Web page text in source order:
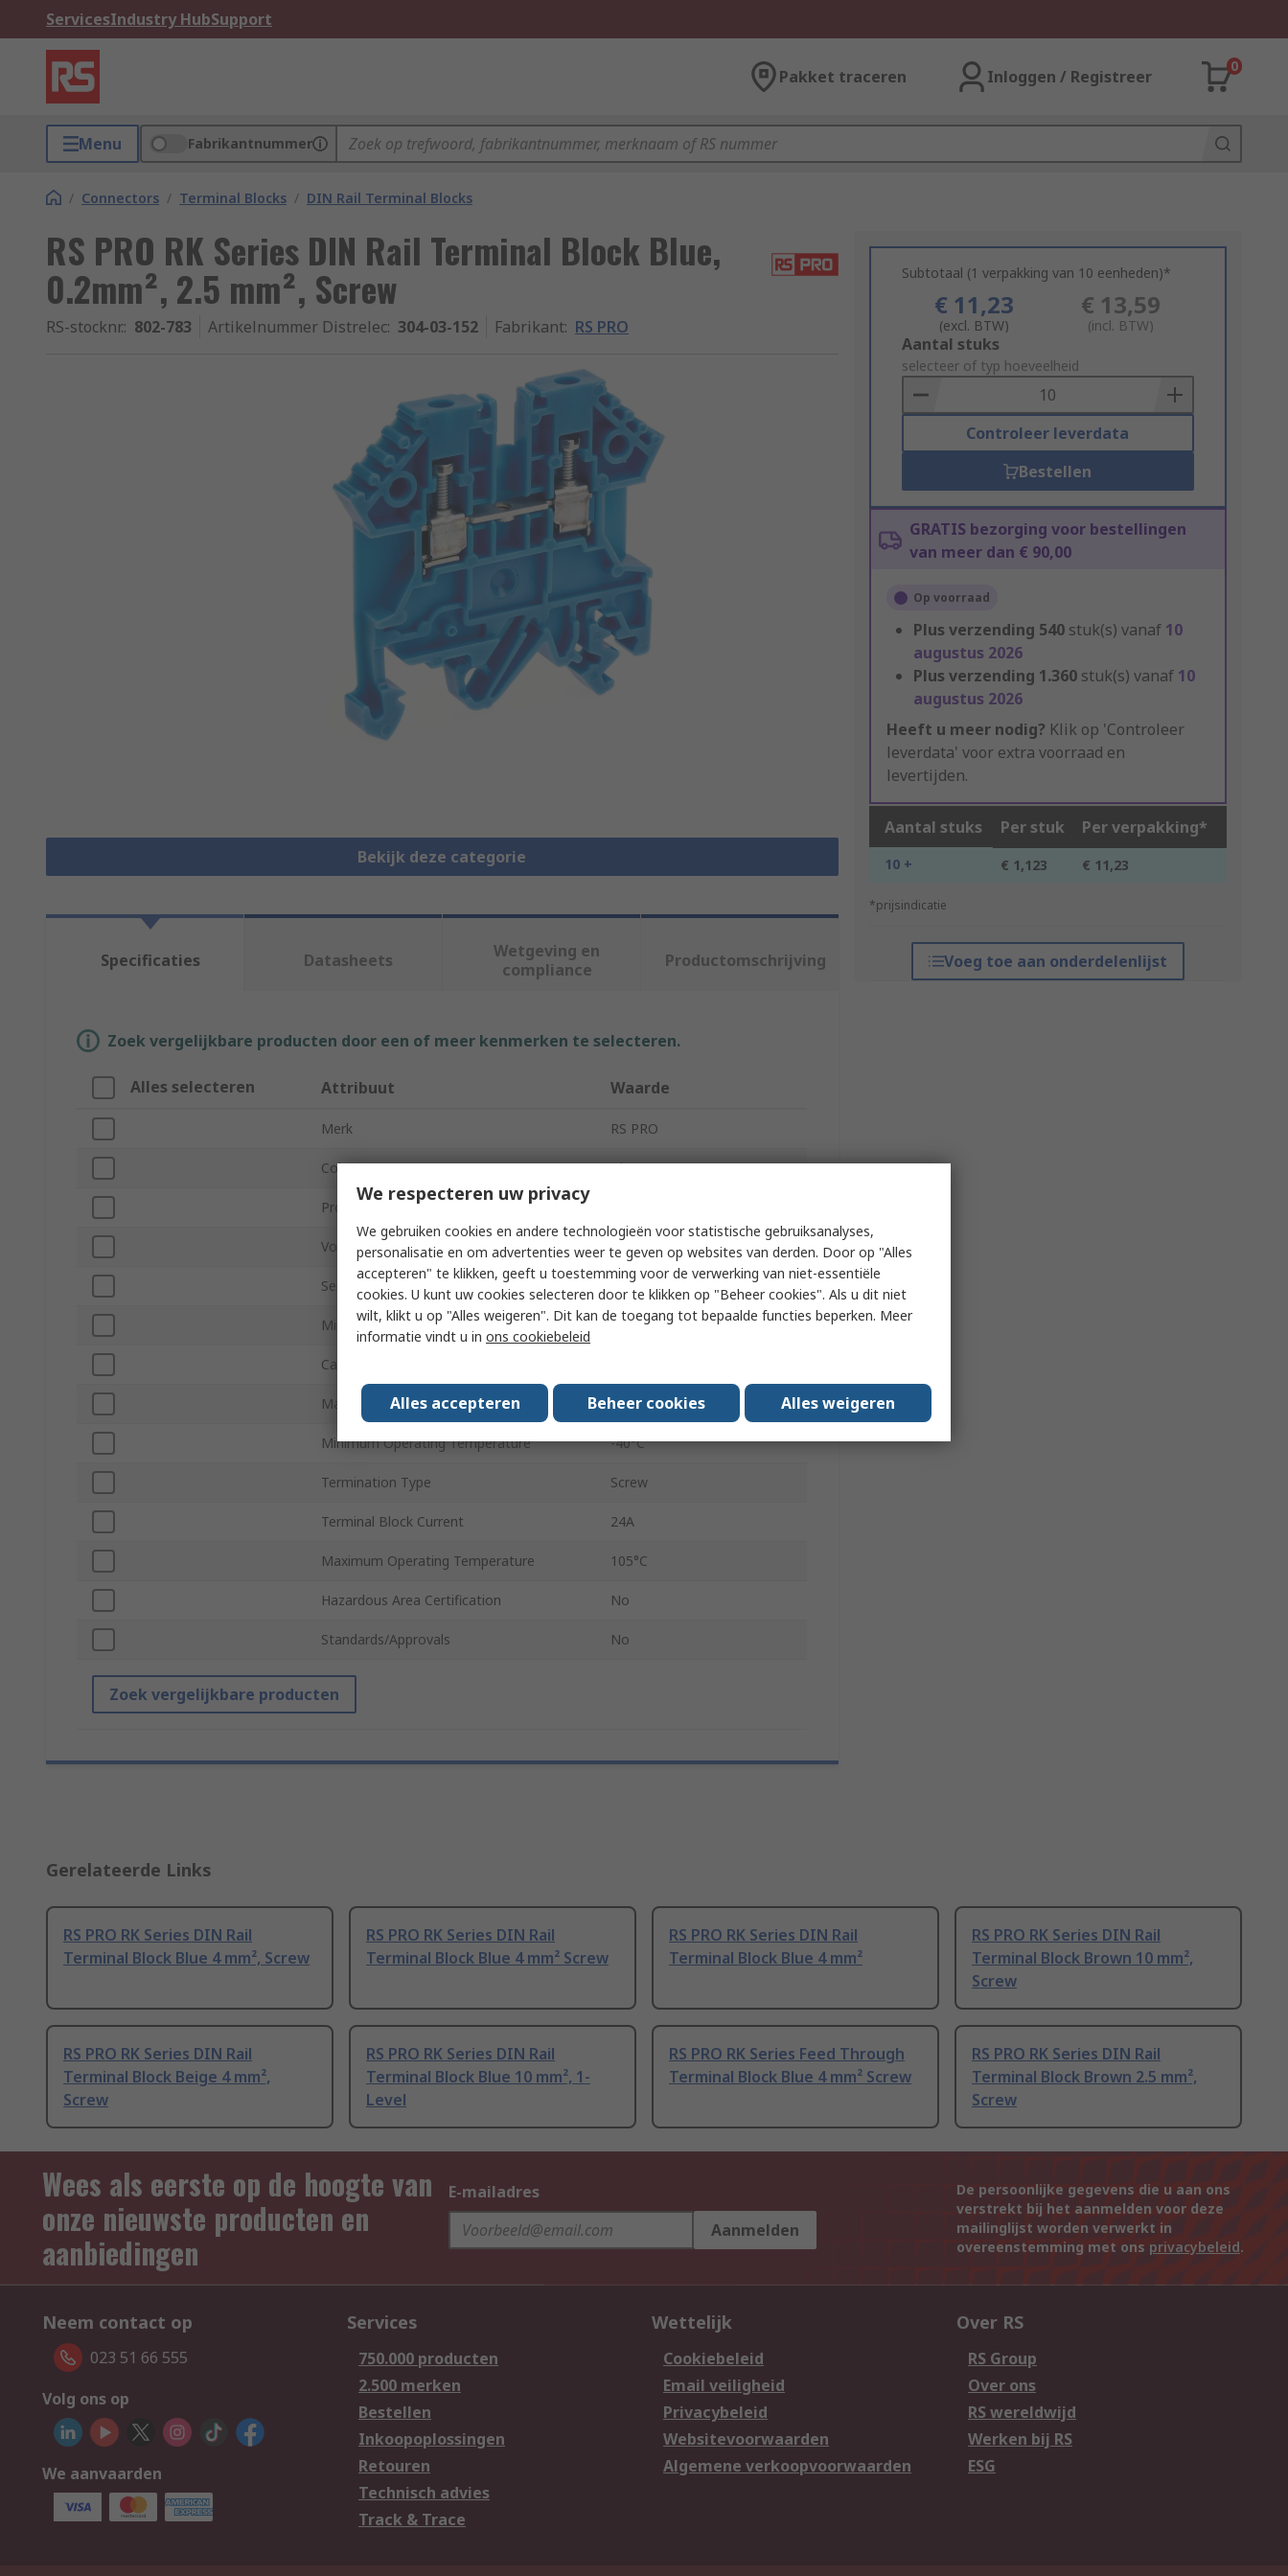
ServicesIndustry HubSupport
Pakket traceren Inloggen / Registreer
0
Menu Fabrikantnummer
/ Connectors / Terminal Blocks / DIN Rail Terminal Blocks
RS PRO RK Series DIN Rail Terminal Block Blue,
0.2mm², 2.5 mm², Screw
RS-stocknr.: 802-783 Artikelnummer Distrelec: 304-03-152 Fabrikant: RS PRO
Bekijk deze categorie
Subtotaal (1 verpakking van 10 eenheden)*
€ 11,23
(excl. BTW)
€ 13,59
(incl. BTW)
Add
to
Basket
Aantal stuks
selecteer of typ hoeveelheid
Controleer leverdata
Bestellen
GRATIS bezorging voor bestellingen
van meer dan € 90,00
Op voorraad
Plus verzending 540 stuk(s) vanaf 10
augustus 2026
Plus verzending 1.360 stuk(s) vanaf 10
augustus 2026
Heeft u meer nodig? Klik op 'Controleer
leverdata' voor extra voorraad en
levertijden.
Aantal stuks Per stuk Per verpakking*
10 + € 1,123 € 11,23
*prijsindicatie
Voeg toe aan onderdelenlijst
Specificaties Datasheets
Wetgeving en
compliance
Productomschrijving
Zoek vergelijkbare producten door een of meer kenmerken te selecteren.
Alles selecteren Attribuut Waarde
Merk RS PRO
Colour Blue
Product Type
Voltage 800V
Series
Minimum Wire Size AWG 22AWG
Cable CSA
Maximum Wire Size AWG 12AWG
Minimum Operating Temperature -40°C
Termination Type Screw
Terminal Block Current 24A
Maximum Operating Temperature 105°C
Hazardous Area Certification No
Standards/Approvals No
Zoek vergelijkbare producten
Gerelateerde Links
RS PRO RK Series DIN Rail
Terminal Block Blue 4 mm², Screw
RS PRO RK Series DIN Rail
Terminal Block Blue 4 mm² Screw
RS PRO RK Series DIN Rail
Terminal Block Blue 4 mm²
RS PRO RK Series DIN Rail
Terminal Block Brown 10 mm²,
Screw
RS PRO RK Series DIN Rail
Terminal Block Beige 4 mm²,
Screw
RS PRO RK Series DIN Rail
Terminal Block Blue 10 mm², 1-
Level
RS PRO RK Series Feed Through
Terminal Block Blue 4 mm² Screw
RS PRO RK Series DIN Rail
Terminal Block Brown 2.5 mm²,
Screw
Wees als eerste op de hoogte van
onze nieuwste producten en
aanbiedingen
E-mailadres
Aanmelden
De persoonlijke gegevens die u aan ons
verstrekt bij het aanmelden voor deze
mailinglijst worden verwerkt in
overeenstemming met ons privacybeleid.
Neem contact op
023 51 66 555
Volg ons op
We aanvaarden
Services
750.000 producten
2.500 merken
Bestellen
Inkoopoplossingen
Retouren
Technisch advies
Track & Trace
Wettelijk
Cookiebeleid
Email veiligheid
Privacybeleid
Websitevoorwaarden
Algemene verkoopvoorwaarden
Over RS
RS Group
Over ons
RS wereldwijd
Werken bij RS
ESG
We respecteren uw privacy
We gebruiken cookies en andere technologieën voor statistische gebruiksanalyses,
personalisatie en om advertenties weer te geven op websites van derden. Door op "Alles
accepteren" te klikken, geeft u toestemming voor de verwerking van niet-essentiële
cookies. U kunt uw cookies selecteren door te klikken op "Beheer cookies". Als u dit niet
wilt, klikt u op "Alles weigeren". Dit kan de toegang tot bepaalde functies beperken. Meer
informatie vindt u in ons cookiebeleid
Alles accepteren Beheer cookies Alles weigeren